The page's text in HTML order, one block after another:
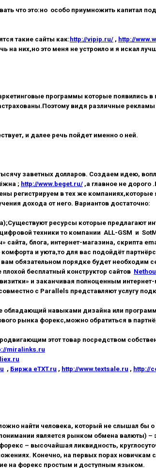
что это:но особо приумножить капитал
такие сайты как:http://vipip.ru/ , http://
на них,но это меня не устроило и я искал
программы которые появились в
видя различные
и далее речь пойдет именно о ней.
заветных долларов. Создаем идею,
; http://www.beget.ru/ ,а главное не дорого
регистрируем в тех же компаниях,которые
дохода от него. Вариантов достаточно:
ресурсы которые предлагают
техники то компании ALL-GSM и
блога, интернет-магазина, скрипта
и уюта,то для вас подойдёт
вам обязательном порядке будет необходим
бесплатный конструктор сайтов
и заканчивая полноценным
с Parallels представляют услугу
обладающий навыками дизайна или
рынка форекс,можно обратиться в
этот товар посредством
miralinks.ru
, Биржа eTXT.ru , http://www.textsale.ru , http://
найти человека, который не слышал бы
является рынком обмена валюты) –
– высочайшая ликвидность,
Конечно, на первых порах новичкам
на форекс простым и доступным языком.